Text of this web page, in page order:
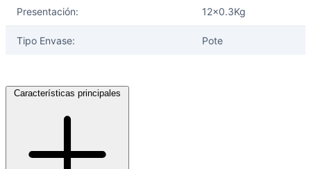
Presentación: 12x0.3Kg
Tipo Envase: Pote
Características principales